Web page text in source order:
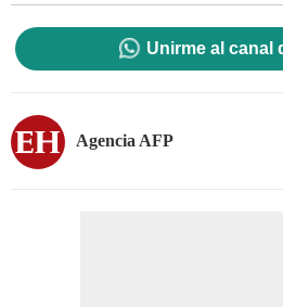
Unirme al canal
Agencia AFP